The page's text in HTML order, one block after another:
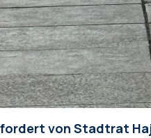
fordert von Stadtrat